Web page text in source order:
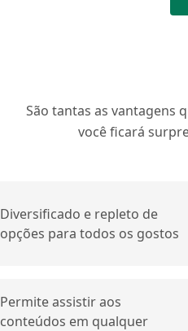
São tantas as vantagens
você ficará
Diversificado e repleto de
opções para todos os gostos
Permite assistir aos
conteúdos em qualquer